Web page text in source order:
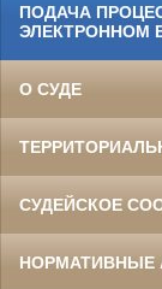
ПОДАЧА
ЭЛЕКТРОННОМ
О СУДЕ
СУДЕЙСКОЕ
НОРМАТИВНЫЕ